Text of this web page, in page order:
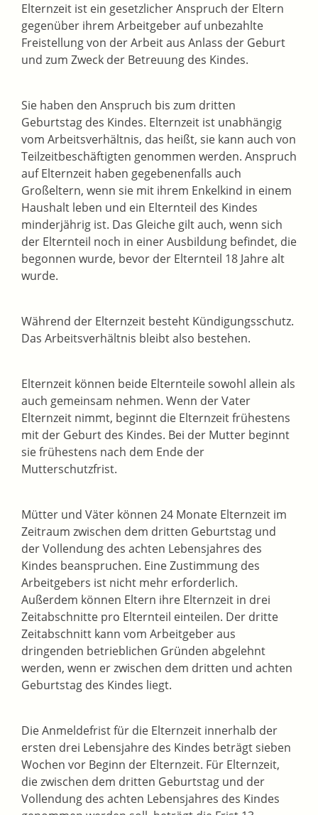
Elternzeit ist ein gesetzlicher Anspruch der Eltern
gegenüber ihrem Arbeitgeber auf unbezahlte
Freistellung von der Arbeit aus Anlass der Geburt
und zum Zweck der Betreuung des Kindes.
Sie haben den Anspruch bis zum dritten
Geburtstag des Kindes. Elternzeit ist unabhängig
vom Arbeitsverhältnis, das heißt, sie kann auch von
Teilzeitbeschäftigten genommen werden. Anspruch
auf Elternzeit haben gegebenenfalls auch
Großeltern, wenn sie mit ihrem Enkelkind in einem
Haushalt leben und ein Elternteil des Kindes
minderjährig ist. Das Gleiche gilt auch, wenn sich
der Elternteil noch in einer Ausbildung befindet, die
begonnen wurde, bevor der Elternteil 18 Jahre alt
wurde.
Während der Elternzeit besteht Kündigungsschutz.
Das Arbeitsverhältnis bleibt also bestehen.
Elternzeit können beide Elternteile sowohl allein als
auch gemeinsam nehmen. Wenn der Vater
Elternzeit nimmt, beginnt die Elternzeit frühestens
mit der Geburt des Kindes. Bei der Mutter beginnt
sie frühestens nach dem Ende der
Mutterschutzfrist.
Mütter und Väter können 24 Monate Elternzeit im
Zeitraum zwischen dem dritten Geburtstag und
der Vollendung des achten Lebensjahres des
Kindes beanspruchen. Eine Zustimmung des
Arbeitgebers ist nicht mehr erforderlich.
Außerdem können Eltern ihre Elternzeit in drei
Zeitabschnitte pro Elternteil einteilen. Der dritte
Zeitabschnitt kann vom Arbeitgeber aus
dringenden betrieblichen Gründen abgelehnt
werden, wenn er zwischen dem dritten und achten
Geburtstag des Kindes liegt.
Die Anmeldefrist für die Elternzeit innerhalb der
ersten drei Lebensjahre des Kindes beträgt sieben
Wochen vor Beginn der Elternzeit. Für Elternzeit,
die zwischen dem dritten Geburtstag und der
Vollendung des achten Lebensjahres des Kindes